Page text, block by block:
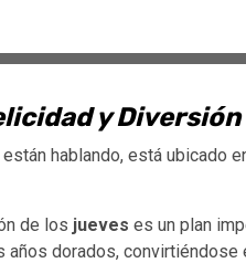
y Diversión
hablando, está ubicado
de los jueves es un plan
dorados, convirtiéndose